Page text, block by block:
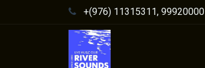
+(976) 11315311, 99920000